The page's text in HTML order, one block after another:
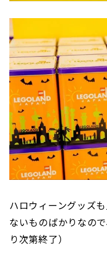
ハロウィーングッズ
ないものばかりなの
り次第終了）